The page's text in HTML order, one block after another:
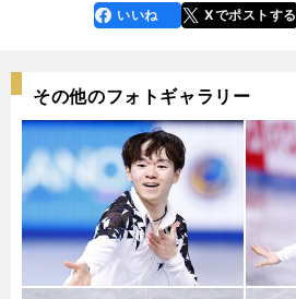
faceboo
k
いいね Xでポストする
line
その他のフォトギャラリー